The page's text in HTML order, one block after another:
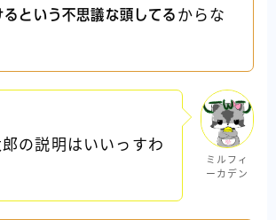
るという不思議な頭してる からな
郎の説明はいいっすわ
ミルフィ
ーカデン